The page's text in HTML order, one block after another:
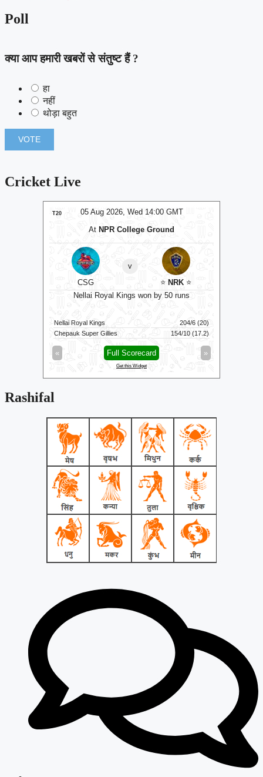
Poll
क्या आप हमारी खबरों से संतुष्ट हैं ?
हा
नहीं
थोड़ा बहुत
Cricket Live
05 Aug 2026, Wed 14:00 GMT
T20
At NPR College Ground
CSG
v
⭐ NRK ⭐
Nellai Royal Kings won by 50 runs
Nellai Royal Kings
204/6 (20)
Chepauk Super Gillies
154/10 (17.2)
« »
Full Scorecard
Get this Widget
Rashifal